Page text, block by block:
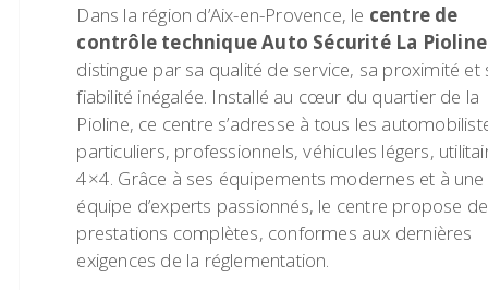
Dans la région d’Aix-en-Provence, le centre de
contrôle technique Auto Sécurité La Pioline
distingue par sa qualité de service, sa proximité et
fiabilité inégalée. Installé au cœur du quartier de la
Pioline, ce centre s’adresse à tous les
particuliers, professionnels, véhicules légers,
4×4. Grâce à ses équipements modernes et à une
équipe d’experts passionnés, le centre propose
prestations complètes, conformes aux dernières
exigences de la réglementation.